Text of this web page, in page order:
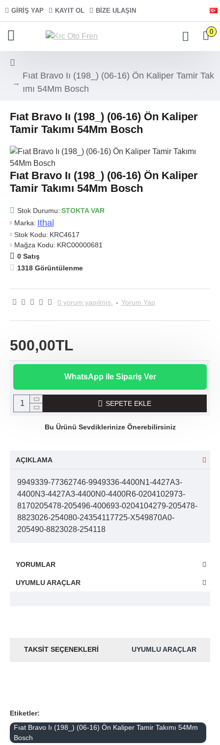
GIRIŞ YAP KAYIT OL BIZE ULAŞIN
0
Fıat Bravo Iı (198_) (06-16) Ön Kaliper Tamir Tak
ımı 54Mm Bosch
Fıat Bravo Iı (198_) (06-16) Ön Kaliper
Tamir Takımı 54Mm Bosch
Fıat Bravo Iı (198_) (06-16) Ön Kaliper
Tamir Takımı 54Mm Bosch
Stok Durumu: STOKTA VAR
Marka: Ithal
Stok Kodu: KRC4617
Mağza Kodu: KRC00000681
0 Satış
1318 Görüntülenme
0 yorum yapılmış. - Yorum Yap
500,00TL
WhatsApp ile Sipariş Ver
SEPETE EKLE
Bu Ürünü Sevdiklerinize Önerebilirsiniz
AÇIKLAMA
9949339-77362746-9949336-4400N1-4427A3-
4400N3-4427A3-4400N0-4400R6-0204102973-
8170205478-205496-400693-0204104279-205478-
8823026-254080-24354117725-X549870A0-
205490-8823028-254118
YORUMLAR
UYUMLU ARAÇLAR
TAKSIT SEÇENEKLERI UYUMLU ARAÇLAR
Etiketler:
Fıat Bravo Iı (198_) (06-16) Ön Kaliper Tamir Takımı 54Mm
Bosch